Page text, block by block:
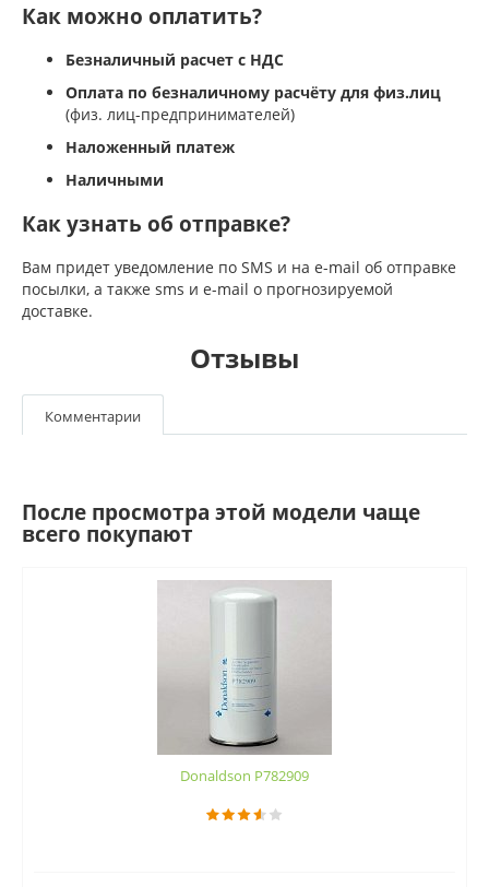
Как можно оплатить?
Безналичный расчет с НДС
Оплата по безналичному расчёту для физ.лиц
(физ. лиц-предпринимателей)
Наложенный платеж
Наличными
Как узнать об отправке?
Вам придет уведомление по SMS и на e-mail об отправке
посылки, а также sms и e-mail о прогнозируемой
доставке.
Отзывы
Комментарии
После просмотра этой модели чаще
всего покупают
Donaldson P782909